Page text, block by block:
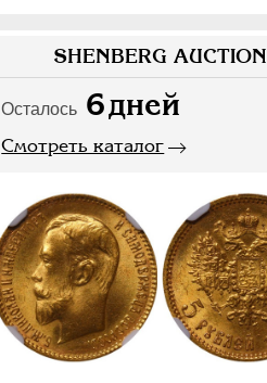
SHENBERG AUCTION
Осталось 6дней
Смотреть каталог